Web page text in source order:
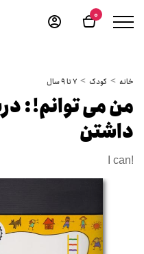
0
خانه کودک 7 تا 9 سال
من می توانم!:
داشتن
I can!